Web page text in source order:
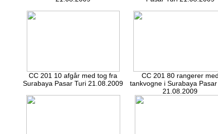
CC 201 10 afgår med tog fra
Surabaya Pasar Turi 21.08.2009
CC 201 80 rangerer
tankvogne i Surabaya
21.08.2009